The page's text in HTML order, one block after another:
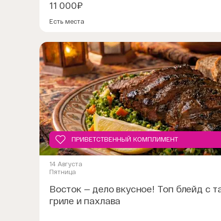
11 000₽
Есть места
ПРИВЕТСТВЕННЫЙ КОМПЛИМЕНТ
Безалкогольные напитки безлимитно
Азотное шоу
Музыкальная игра
14 Августа
Пятница
Восток — дело вкусное! Топ блейд с
гриле и пахлава